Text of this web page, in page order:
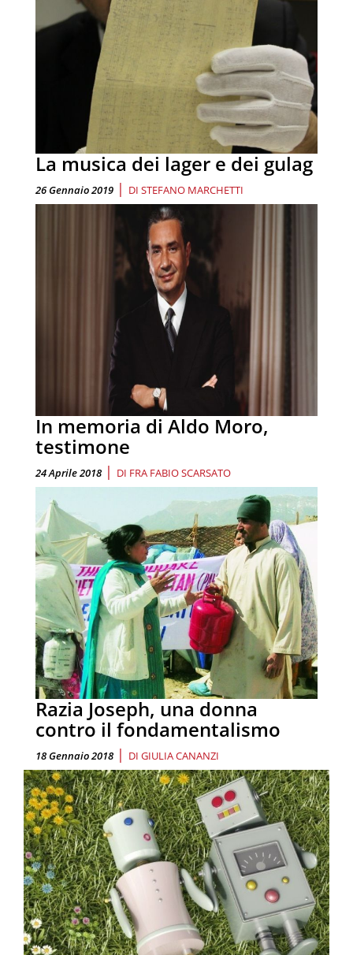
La musica dei lager e dei gulag
26 Gennaio 2019 | DI STEFANO MARCHETTI
In memoria di Aldo Moro,
testimone
24 Aprile 2018 | DI FRA FABIO SCARSATO
Razia Joseph, una donna
contro il fondamentalismo
18 Gennaio 2018 | DI GIULIA CANANZI